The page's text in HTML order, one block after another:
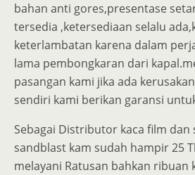
bahan anti gores,presentase
tersedia ,ketersediaan selalu
keterlambatan karena dalam
lama pembongkaran dari
pasangan kami jika ada
sendiri kami berikan garansi
Sebagai Distributor kaca film dan
sandblast kam sudah hampir 25
melayani Ratusan bahkan ribuan